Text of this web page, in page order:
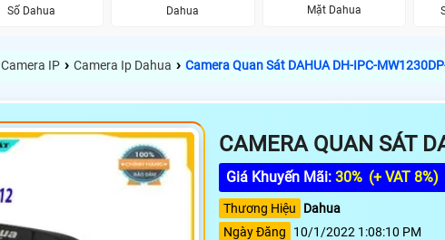
Số Dahua
Dahua
Mặt Dahua
Camera IP › Camera Ip Dahua › Camera Quan Sát DAHUA DH-IPC-
CAMERA QUAN SÁT
Giá Khuyến Mãi: 30% (+ VAT 8%)
Thương Hiệu
Dahua
Ngày Đăng
10/1/2022 1:08:10 PM